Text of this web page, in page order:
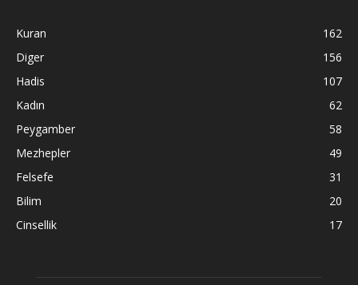
Kuran
162
Diger
156
Hadis
107
Kadın
62
Peygamber
58
Mezhepler
49
Felsefe
31
Bilim
20
Cinsellik
17